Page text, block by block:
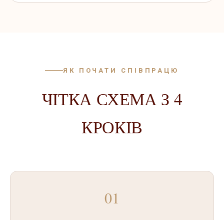
ЯК ПОЧАТИ СПІВПРАЦЮ
ЧІТКА СХЕМА З 4
КРОКІВ
01